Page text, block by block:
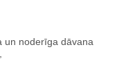
un noderīga dāvana